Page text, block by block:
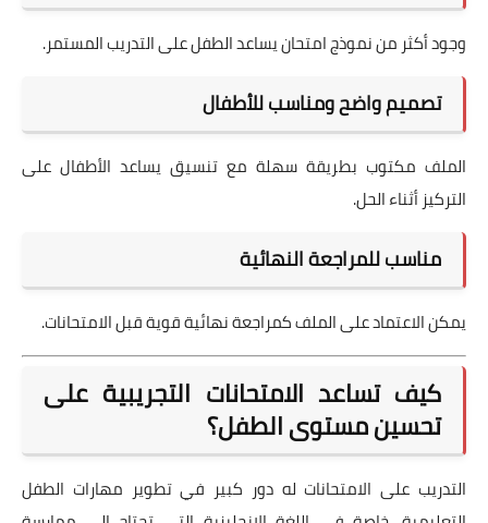
وجود أكثر من نموذج امتحان يساعد الطفل على التدريب المستمر.
تصميم واضح ومناسب للأطفال
الملف مكتوب بطريقة سهلة مع تنسيق يساعد الأطفال على
التركيز أثناء الحل.
مناسب للمراجعة النهائية
يمكن الاعتماد على الملف كمراجعة نهائية قوية قبل الامتحانات.
كيف تساعد الامتحانات التجريبية على
تحسين مستوى الطفل؟
التدريب على الامتحانات له دور كبير في تطوير مهارات الطفل